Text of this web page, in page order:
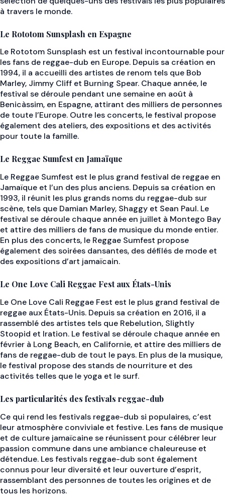
à travers le monde.
Le Rototom Sunsplash en Espagne
Le Rototom Sunsplash est un festival incontournable pour
les fans de reggae-dub en Europe. Depuis sa création en
1994, il a accueilli des artistes de renom tels que Bob
Marley, Jimmy Cliff et Burning Spear. Chaque année, le
festival se déroule pendant une semaine en août à
Benicàssim, en Espagne, attirant des milliers de personnes
de toute l’Europe. Outre les concerts, le festival propose
également des ateliers, des expositions et des activités
pour toute la famille.
Le Reggae Sumfest en Jamaïque
Le Reggae Sumfest est le plus grand festival de reggae en
Jamaïque et l’un des plus anciens. Depuis sa création en
1993, il réunit les plus grands noms du reggae-dub sur
scène, tels que Damian Marley, Shaggy et Sean Paul. Le
festival se déroule chaque année en juillet à Montego Bay
et attire des milliers de fans de musique du monde entier.
En plus des concerts, le Reggae Sumfest propose
également des soirées dansantes, des défilés de mode et
des expositions d’art jamaïcain.
Le One Love Cali Reggae Fest aux États-Unis
Le One Love Cali Reggae Fest est le plus grand festival de
reggae aux États-Unis. Depuis sa création en 2016, il a
rassemblé des artistes tels que Rebelution, Slightly
Stoopid et Iration. Le festival se déroule chaque année en
février à Long Beach, en Californie, et attire des milliers de
fans de reggae-dub de tout le pays. En plus de la musique,
le festival propose des stands de nourriture et des
activités telles que le yoga et le surf.
Les particularités des festivals reggae-dub
Ce qui rend les festivals reggae-dub si populaires, c’est
leur atmosphère conviviale et festive. Les fans de musique
et de culture jamaïcaine se réunissent pour célébrer leur
passion commune dans une ambiance chaleureuse et
détendue. Les festivals reggae-dub sont également
connus pour leur diversité et leur ouverture d’esprit,
rassemblant des personnes de toutes les origines et de
tous les horizons.